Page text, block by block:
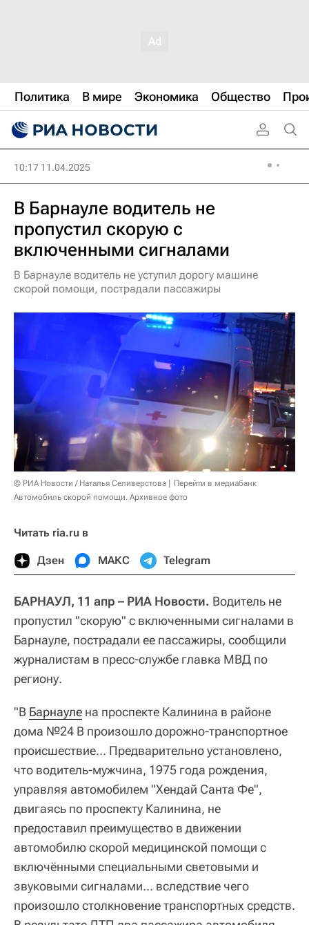
Политика В мире Экономика Общество
10:17 11.04.2025
В Барнауле водитель не
пропустил скорую с
включенными сигналами
В Барнауле водитель не уступил дорогу машине
скорой помощи, пострадали пассажиры
© РИА Новости / Наталья Селиверстова
Перейти в медиабанк
Автомобиль скорой помощи. Архивное фото
Читать ria.ru в
Дзен МАКС Telegram
БАРНАУЛ, 11 апр – РИА Новости. Водитель не
пропустил "скорую" с включенными сигналами в
Барнауле, пострадали ее пассажиры, сообщили
журналистам в пресс-службе главка МВД по
региону.
"В Барнауле на проспекте Калинина в районе
дома №24 В произошло дорожно-транспортное
происшествие... Предварительно установлено,
что водитель-мужчина, 1975 года рождения,
управляя автомобилем "Хендай Санта Фе",
двигаясь по проспекту Калинина, не
предоставил преимущество в движении
автомобилю скорой медицинской помощи с
включёнными специальными световыми и
звуковыми сигналами… вследствие чего
произошло столкновение транспортных средств.